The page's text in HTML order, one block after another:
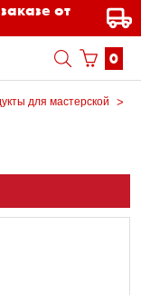
от
0
для мастерской